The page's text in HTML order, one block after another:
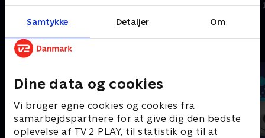
Samtykke Detaljer Om
Dine data og cookies
Vi bruger egne cookies og cookies fra
samarbejdspartnere for at give dig den bedste
oplevelse af TV 2 PLAY, til statistik og til at
15. marts 2023 • 21 min 15. marts 2023 • 21 min
Andre så også